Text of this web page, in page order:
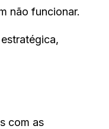
não funcionar.
com as